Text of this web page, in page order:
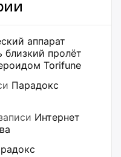
аппарат
близкий пролёт
Torifune
Парадокс
Интернет